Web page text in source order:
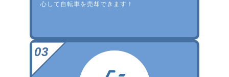
心して自転車を売却できます！